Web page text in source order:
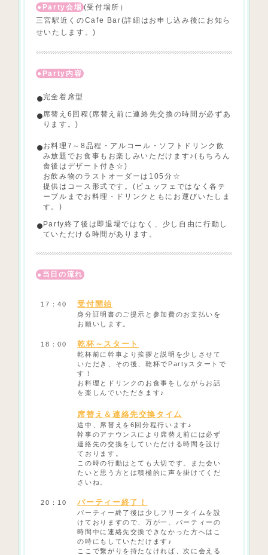
Party会場 (受付場所）
三宮駅近くのCafe Bar(詳細はお申し込み後にお知ら
せいたします。)
Party内容
完全着席型
席替え6回程(席替え前に連絡先交換の時間が必ずあ
ります。)
お料理7～8品程・アルコール・ソフトドリンク飲
み放題でお食事もお楽しみいただけます♪(もちろん
食後はデザート付き☆)
お飲み物のラストオーダーは105分☆
提供はコース形式です。(ビュッフェではなく各テ
ーブルまでお料理・ドリンクともにお運びいたしま
す。)
Party終了後は即退場ではなく、少し自由に行動し
ていただける時間があります。
当日の流れ
17：40 受付開始
身分証明書のご提示と参加費のお支払いを
お願いします。
18：00 乾杯～スタート
乾杯前に幹事より挨拶と説明を少しさせて
いただき、その後、乾杯でPartyスタートで
す！
お料理とドリンクのお食事をしながらお話
を楽しんでいただきます♪
席替え＆連絡先交換タイム
途中、席替えを6回分程行います♪
幹事のアナウンスにより席替え前には必ず
連絡先の交換をしていただける時間を設け
ております。
この時の行動はとても大切です。また会い
たいと思う方とは積極的に声を掛けてくだ
さいね。
20：10 パーティー終了！
パーティー終了後は少しフリータイムを設
けておりますので、万が一、パーティーの
時間中に連絡先交換できなかった方へはこ
の時にもしていただけます♪
ここで繋がりを持たなければ、次に会える